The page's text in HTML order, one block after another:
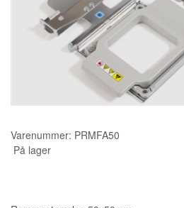
MASKIN TILBEHØR
SYTILBEHØR
SCANNCUT
Varenummer: PRMFA50
På lager